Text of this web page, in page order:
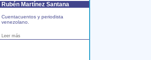
Rubén Martínez Santana
Cuentacuentos y periodista
venezolano.
Leer más